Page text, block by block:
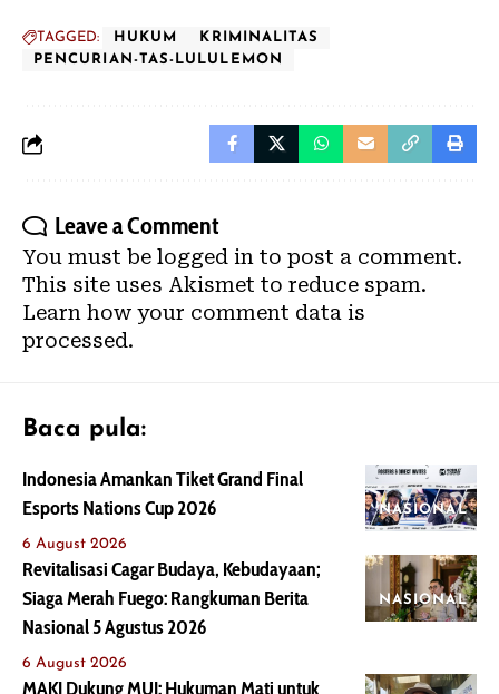
TAGGED: HUKUM
KRIMINALITAS
PENCURIAN-TAS-LULULEMON
Leave a Comment
You must be logged in to post a comment.
This site uses Akismet to reduce spam.
Learn how your comment data is
processed.
Baca pula:
NASIONAL
Indonesia Amankan Tiket Grand Final
Esports Nations Cup 2026
6 August 2026
NASIONAL
Revitalisasi Cagar Budaya, Kebudayaan;
Siaga Merah Fuego: Rangkuman Berita
Nasional 5 Agustus 2026
6 August 2026
MAKI Dukung MUI: Hukuman Mati untuk